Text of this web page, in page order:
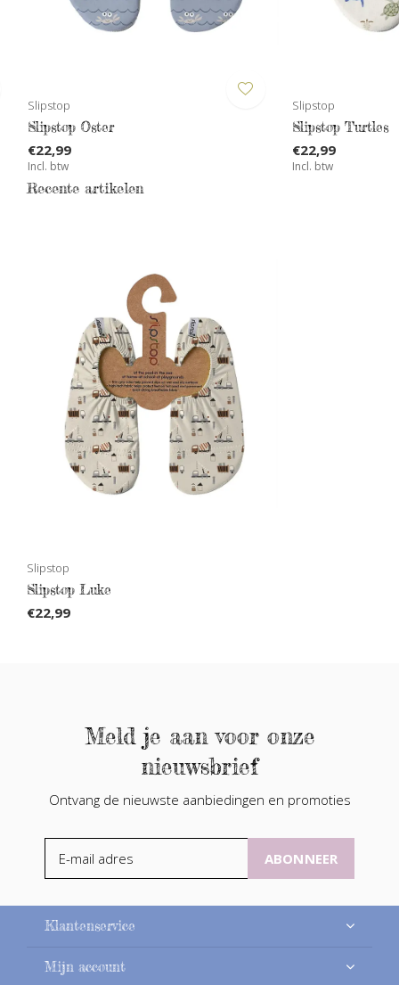
Slipstop
Slipstop Oster
€22,99
Incl. btw
Slipstop
Slipstop Turtles
€22,99
Incl. btw
Recente artikelen
Slipstop
Slipstop Luke
€22,99
Meld je aan voor onze
nieuwsbrief
Ontvang de nieuwste aanbiedingen en promoties
ABONNEER
Klantenservice
Mijn account